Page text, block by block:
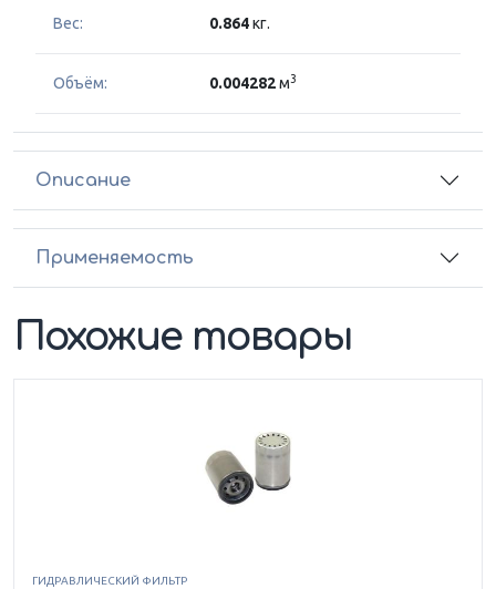
Вес: 0.864кг.
Объём: 0.004282м3
Описание
Применяемость
Похожие товары
ГИДРАВЛИЧЕСКИЙ ФИЛЬТР